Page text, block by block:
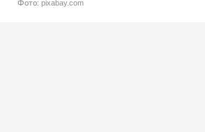
Фото: pixabay.com